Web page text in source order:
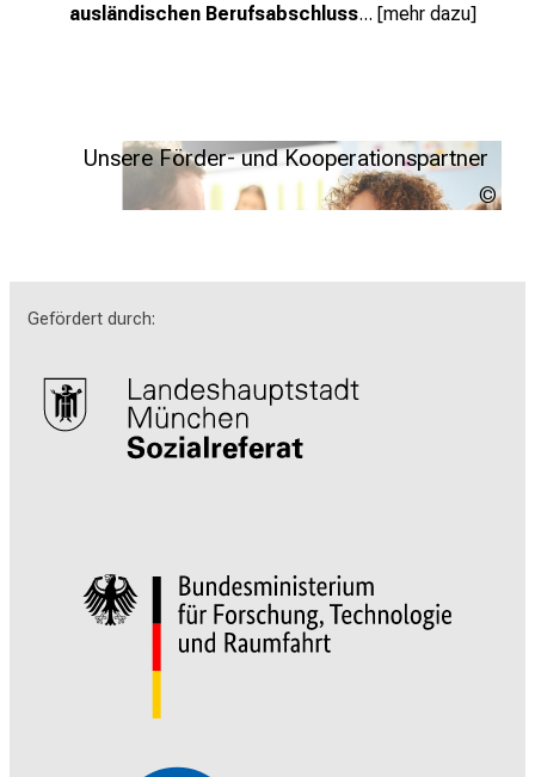
ausländischen Berufsabschluss... [mehr dazu]
Unsere Förder- und Kooperationspartner
Gefördert durch: